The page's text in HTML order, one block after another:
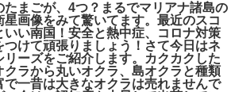
たまごが、4つ？まるでマリアナ諸島の
星画像をみて驚いてます。最近のスコ
いい南国！安全と熱中症、コロナ対策
つけて頑張りましょう！さて今日はネ
リーズをご紹介します。カクカクした
クラから丸いオクラ、島オクラと種類
で一昔は大きなオクラは売れませんで